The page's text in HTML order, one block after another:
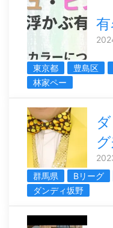
東京都 豊島区
林家ペー
群馬県
Bリーグ
ダンディ坂野